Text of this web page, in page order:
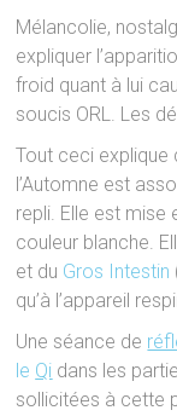
Mélancolie,
expliquer
froid quant à lui
soucis ORL. Les
Tout ceci explique
l’Automne est
repli. Elle est mise
couleur blanche.
et du Gros Intestin
qu’à l’appareil
Une séance de
le Qi dans les
sollicitées à cette